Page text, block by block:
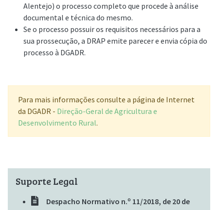
Alentejo) o processo completo que procede à análise
documental e técnica do mesmo.
Se o processo possuir os requisitos necessários para a
sua prossecução, a DRAP emite parecer e envia cópia do
processo à DGADR.
Para mais informações consulte a página de Internet
da DGADR - Direção-Geral de Agricultura e
Desenvolvimento Rural.
Despacho Normativo n.º 11/2018, de 20 de
Suporte Legal